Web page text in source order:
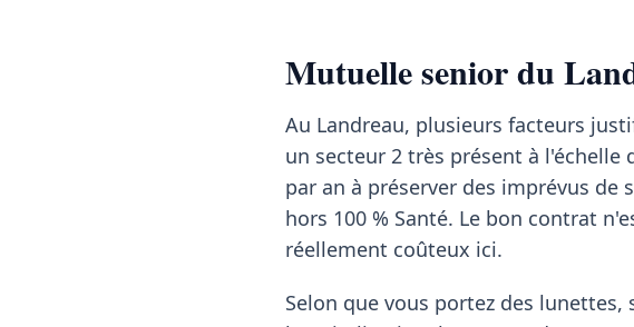
Mutuelle senior du
Au Landreau, plusieurs facteurs
un secteur 2 très présent à
par an à préserver des imprévus
hors 100 % Santé. Le bon contrat
réellement coûteux ici.
Selon que vous portez des